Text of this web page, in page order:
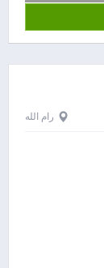
رام الله